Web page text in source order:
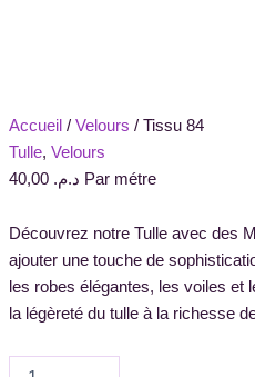
Accueil/ Velours / Tissu 84
Tulle, Velours
د.م. 40,00 Par métre
Découvrez notre Tulle avec des
ajouter une touche de
les robes élégantes, les voiles
la légèreté du tulle à la richesse